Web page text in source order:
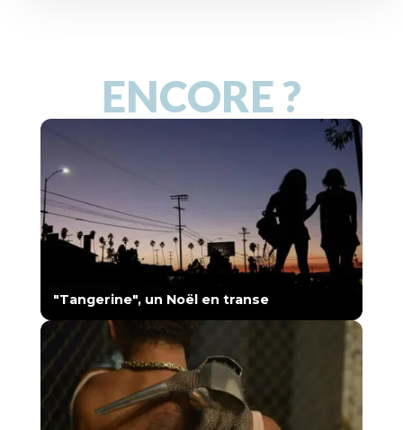
ENCORE ?
"Tangerine", un Noël en transe